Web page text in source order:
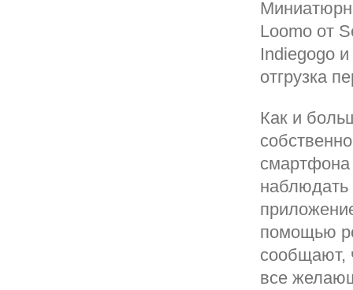
Loomo от
Indiegogo
отгрузка
Как и
наблюдать
помощью
сообщают,
все